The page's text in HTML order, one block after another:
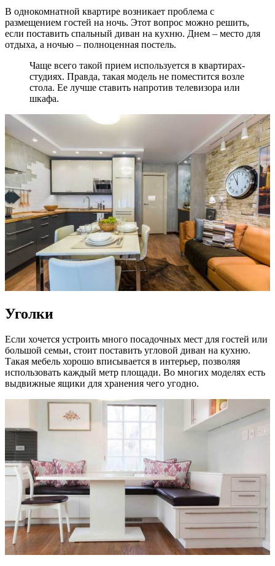
В однокомнатной квартире возникает проблема с
размещением гостей на ночь. Этот вопрос можно решить,
если поставить спальный диван на кухню. Днем – место для
отдыха, а ночью – полноценная постель.
Чаще всего такой прием используется в квартирах-
студиях. Правда, такая модель не поместится возле
стола. Ее лучше ставить напротив телевизора или
шкафа.
Уголки
Если хочется устроить много посадочных мест для гостей или
большой семьи, стоит поставить угловой диван на кухню.
Такая мебель хорошо вписывается в интерьер, позволяя
использовать каждый метр площади. Во многих моделях есть
выдвижные ящики для хранения чего угодно.